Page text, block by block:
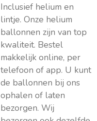
Inclusief helium en
lintje. Onze helium
ballonnen zijn van top
kwaliteit. Bestel
makkelijk online, per
telefoon of app. U kunt
de ballonnen bij ons
ophalen of laten
bezorgen. Wij